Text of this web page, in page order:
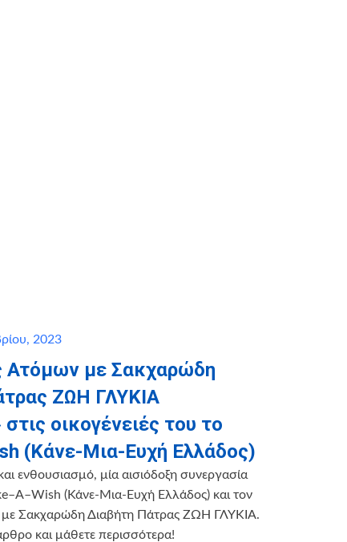
2023
Ατόμων με Σακχαρώδη
ΖΩΗ ΓΛΥΚΙΑ
οικογένειές του το
(Κάνε-Μια-Ευχή Ελλάδος)
ενθουσιασμό, μία αισιόδοξη συνεργασία
(Κάνε-Μια-Ευχή Ελλάδος) και τον
Σακχαρώδη Διαβήτη Πάτρας ΖΩΗ ΓΛΥΚΙΑ.
και μάθετε περισσότερα!